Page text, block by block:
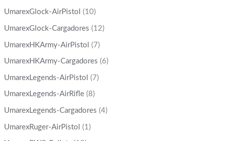
UmarexGlock-AirPistol (10)
UmarexGlock-Cargadores (12)
UmarexHKArmy-AirPistol (7)
UmarexHKArmy-Cargadores (6)
UmarexLegends-AirPistol (7)
UmarexLegends-AirRifle (8)
UmarexLegends-Cargadores (4)
UmarexRuger-AirPistol (1)